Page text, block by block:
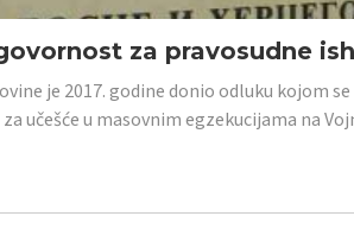
za pravosudne
je 2017. godine donio odluku kojom
učešće u masovnim egzekucijama na